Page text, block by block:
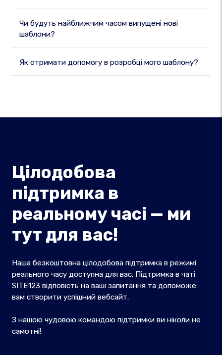
Чи будуть найближчим часом випущені нові
шаблони?
Як отримати допомогу в розробці мого шаблону?
Цілодобова
підтримка в
реальному часі — ми
тут для вас!
Наша безкоштовна цілодобова підтримка в режимі
реального часу доступна для вас. Підтримка в чаті
SITE123 відповість на ваші запитання та допоможе
вам створити успішний вебсайт.
З нашою чудовою командою підтримки ви ніколи не
самотні!